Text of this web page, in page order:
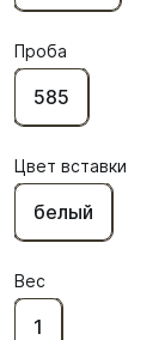
Проба
585
Цвет вставки
белый
Вес
1